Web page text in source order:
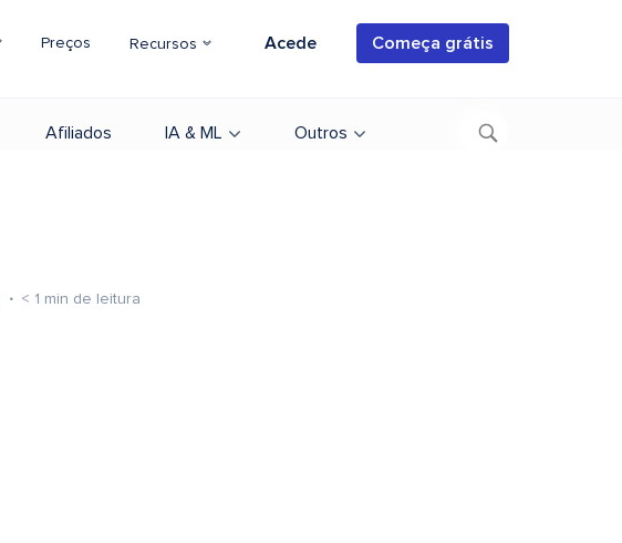
Preços Recursos Acede Começa grátis
Afiliados IA & ML Outros
< 1 min de leitura